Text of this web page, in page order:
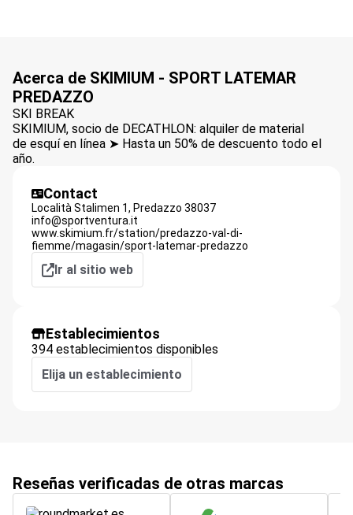
Acerca de SKIMIUM - SPORT LATEMAR
PREDAZZO
SKI BREAK
SKIMIUM, socio de DECATHLON: alquiler de material
de esquí en línea ➤ Hasta un 50% de descuento todo el
año.
Contact
Località Stalimen 1, Predazzo 38037
info@sportventura.it
www.skimium.fr/station/predazzo-val-di-
fiemme/magasin/sport-latemar-predazzo
Ir al sitio web
Establecimientos
394 establecimientos disponibles
Elija un establecimiento
Reseñas verificadas de otras marcas